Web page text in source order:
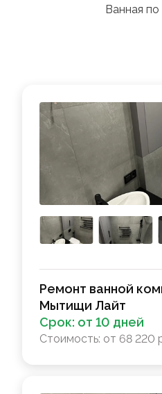
Ванная по
Ремонт ванной
Мытищи Лайт
Срок: от 10 дней
Стоимость: от 68 220